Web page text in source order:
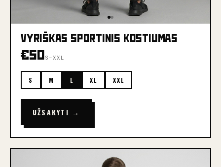
VYRIŠKAS SPORTINIS KOSTIUMAS
€50 S–XXL
S M L XL XXL
UŽSAKYTI →